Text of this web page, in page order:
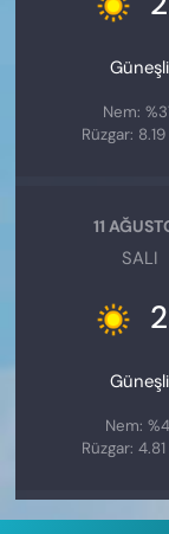
Güneşli
Nem:
Rüzgar:
11
SALI
Güneşli
Nem:
Rüzgar: